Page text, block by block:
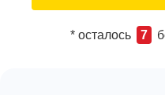
* осталось 7